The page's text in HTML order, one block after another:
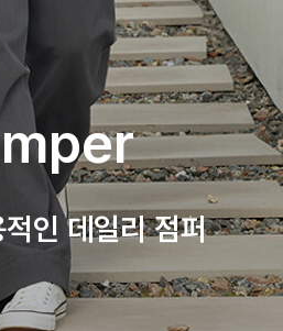
인 데일리 점퍼